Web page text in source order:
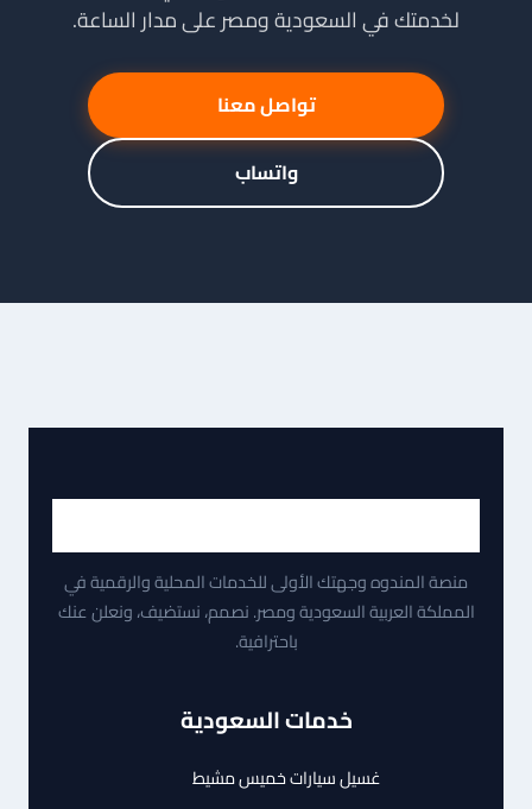
لخدمتك في السعودية ومصر على مدار الساعة.
تواصل معنا
واتساب
منصة المندوه وجهتك الأولى للخدمات المحلية والرقمية في
المملكة العربية السعودية ومصر. نصمم، نستضيف، ونعلن عنك
باحترافية.
خدمات السعودية
غسيل سيارات خميس مشيط